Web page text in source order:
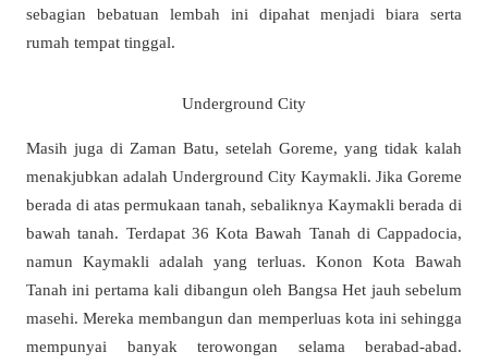
sebagian bebatuan lembah ini dipahat menjadi biara serta
rumah tempat tinggal.
Underground City
Masih juga di Zaman Batu, setelah Goreme, yang tidak kalah
menakjubkan adalah Underground City Kaymakli. Jika Goreme
berada di atas permukaan tanah, sebaliknya Kaymakli berada di
bawah tanah. Terdapat 36 Kota Bawah Tanah di Cappadocia,
namun Kaymakli adalah yang terluas. Konon Kota Bawah
Tanah ini pertama kali dibangun oleh Bangsa Het jauh sebelum
masehi. Mereka membangun dan memperluas kota ini sehingga
mempunyai banyak terowongan selama berabad-abad.